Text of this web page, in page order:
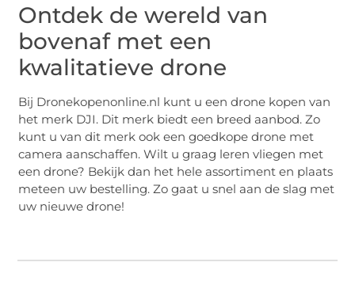
Ontdek de wereld van
bovenaf met een
kwalitatieve drone
Bij Dronekopenonline.nl kunt u een drone kopen van
het merk DJI. Dit merk biedt een breed aanbod. Zo
kunt u van dit merk ook een goedkope drone met
camera aanschaffen. Wilt u graag leren vliegen met
een drone? Bekijk dan het hele assortiment en plaats
meteen uw bestelling. Zo gaat u snel aan de slag met
uw nieuwe drone!